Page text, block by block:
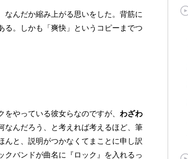
なんだか縮み上がる思いをした。背筋に
る。しかも「爽快」というコピーまでつ
やっている彼女らなのですが、 わざわ
なんだろう、と考えれば考えるほど、筆
と、説明がつかなくてまことに申し訳
クバンドが曲名に『ロック』を入れるっ